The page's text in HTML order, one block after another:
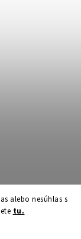
alebo nesúhlas s
tu.
vyhradené.